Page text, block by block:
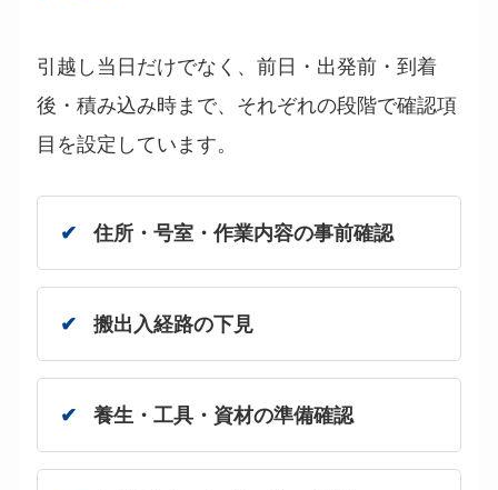
引越し当日だけでなく、前日・出発前・到着
後・積み込み時まで、それぞれの段階で確認項
目を設定しています。
住所・号室・作業内容の事前確認
搬出入経路の下見
養生・工具・資材の準備確認